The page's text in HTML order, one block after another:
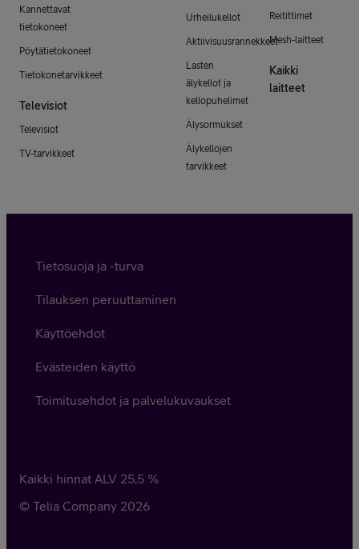
Kannettavat
tietokoneet
Pöytätietokoneet
Tietokonetarvikkeet
Televisiot
Televisiot
TV-tarvikkeet
Urheilukellot
Aktiivisuusrannekkeet
Lasten
älykellot ja
kellopuhelimet
Älysormukset
Älykellojen
tarvikkeet
Reitittimet
Mesh-laitteet
Kaikki
laitteet
Tietosuoja ja -turva
Tilauksen peruuttaminen
Käyttöehdot
Evästeiden käyttö
Toimitusehdot ja palvelukuvaukset
Kaikki hinnat ALV 25,5 %
© Telia Company 2026